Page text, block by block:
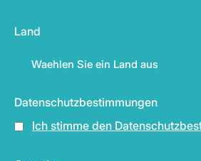
Land
Datenschutzbestimmungen
Ich stimme den